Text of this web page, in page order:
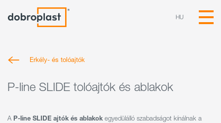
HU
Erkély- és tolóajtók
P-line SLIDE tolóajtók és ablakok
A P-line SLIDE ajtók és ablakok egyedülálló szabadságot kínálnak a